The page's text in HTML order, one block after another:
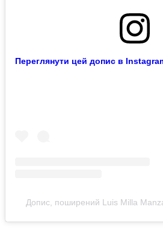
Переглянути цей допис в
Допис, поширений Luis Milla